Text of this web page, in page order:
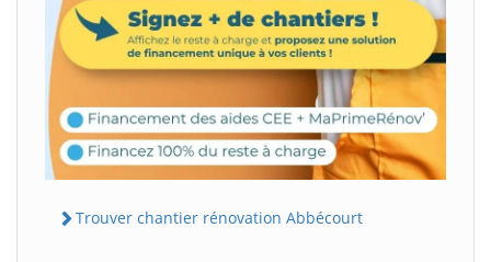
Trouver chantier rénovation Abbécourt